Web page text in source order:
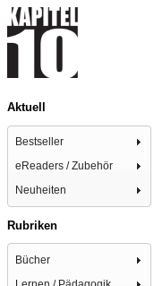
Aktuell
Bestseller
eReaders / Zubehör
Neuheiten
Rubriken
Bücher